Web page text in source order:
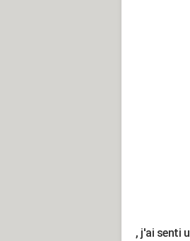
, j'ai senti